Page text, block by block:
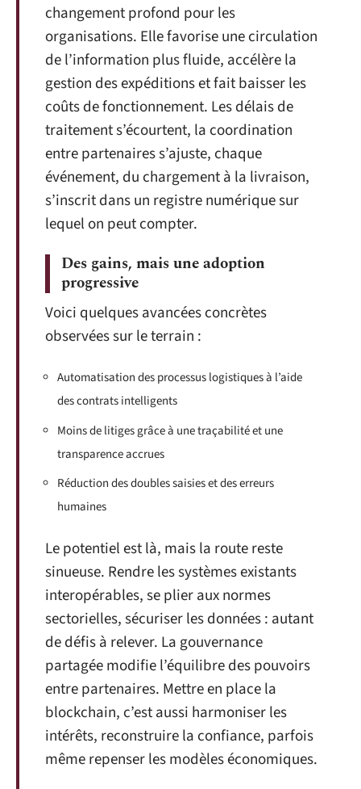
changement profond pour les
organisations. Elle favorise une circulation
de l’information plus fluide, accélère la
gestion des expéditions et fait baisser les
coûts de fonctionnement. Les délais de
traitement s’écourtent, la coordination
entre partenaires s’ajuste, chaque
événement, du chargement à la livraison,
s’inscrit dans un registre numérique sur
lequel on peut compter.
Des gains, mais une adoption
progressive
Voici quelques avancées concrètes
observées sur le terrain :
Automatisation des processus logistiques à l’aide
des contrats intelligents
Moins de litiges grâce à une traçabilité et une
transparence accrues
Réduction des doubles saisies et des erreurs
humaines
Le potentiel est là, mais la route reste
sinueuse. Rendre les systèmes existants
interopérables, se plier aux normes
sectorielles, sécuriser les données : autant
de défis à relever. La gouvernance
partagée modifie l’équilibre des pouvoirs
entre partenaires. Mettre en place la
blockchain, c’est aussi harmoniser les
intérêts, reconstruire la confiance, parfois
même repenser les modèles économiques.